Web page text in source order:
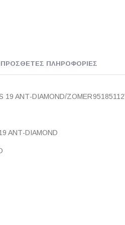
ΠΛΗΡΟΦΟΡΊΕΣ
19 ANT-DIAMOND/
ANT-DIAMOND